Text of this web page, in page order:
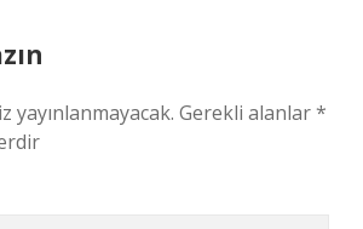
yayınlanmayacak. Gerekli alanlar*